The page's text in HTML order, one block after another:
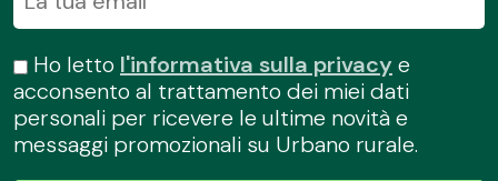
Ho letto l'informativa sulla privacye
acconsento al trattamento dei miei dati
personali per ricevere le ultime novità e
messaggi promozionali su Urbano rurale.